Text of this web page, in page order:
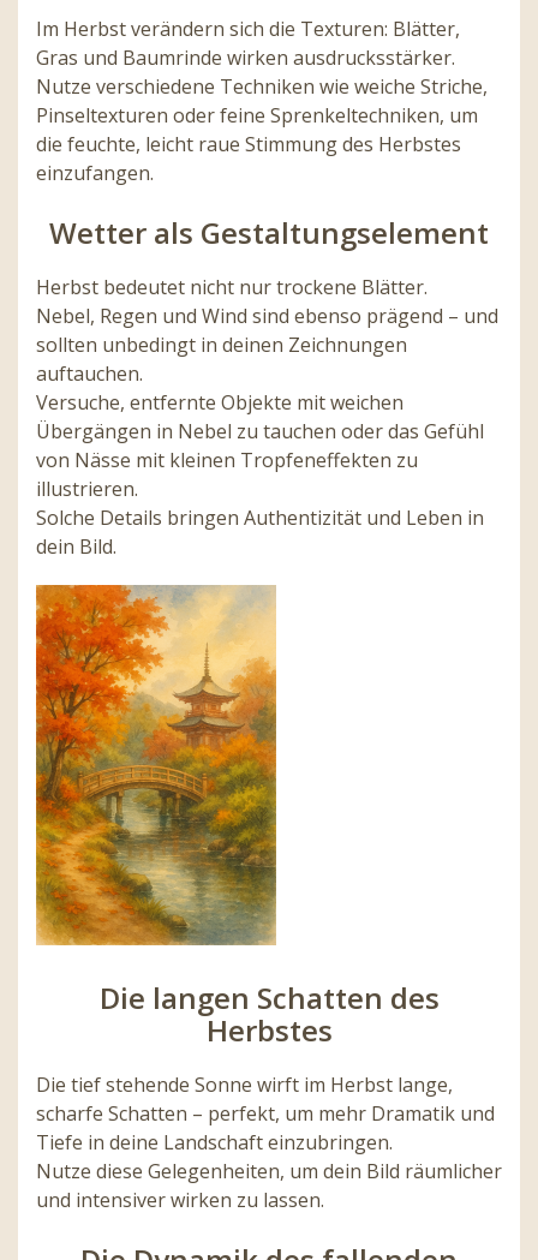
Im Herbst verändern sich die Texturen: Blätter,
Gras und Baumrinde wirken ausdrucksstärker.
Nutze verschiedene Techniken wie weiche Striche,
Pinseltexturen oder feine Sprenkeltechniken, um
die feuchte, leicht raue Stimmung des Herbstes
einzufangen.
Wetter als Gestaltungselement
Herbst bedeutet nicht nur trockene Blätter.
Nebel, Regen und Wind sind ebenso prägend – und
sollten unbedingt in deinen Zeichnungen
auftauchen.
Versuche, entfernte Objekte mit weichen
Übergängen in Nebel zu tauchen oder das Gefühl
von Nässe mit kleinen Tropfeneffekten zu
illustrieren.
Solche Details bringen Authentizität und Leben in
dein Bild.
Die langen Schatten des
Herbstes
Die tief stehende Sonne wirft im Herbst lange,
scharfe Schatten – perfekt, um mehr Dramatik und
Tiefe in deine Landschaft einzubringen.
Nutze diese Gelegenheiten, um dein Bild räumlicher
und intensiver wirken zu lassen.